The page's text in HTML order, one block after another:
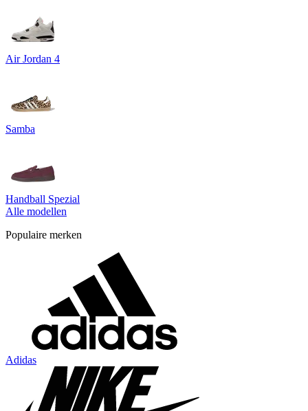
Air Jordan 4
Samba
Handball Spezial
Alle modellen
Populaire merken
Adidas